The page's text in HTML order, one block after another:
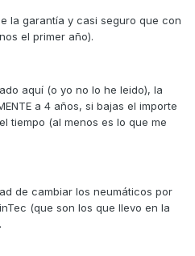
la garantía y casi seguro que con
el primer año).
aquí (o yo no lo he leido), la
a 4 años, si bajas el importe
tiempo (al menos es lo que me
de cambiar los neumáticos por
(que son los que llevo en la